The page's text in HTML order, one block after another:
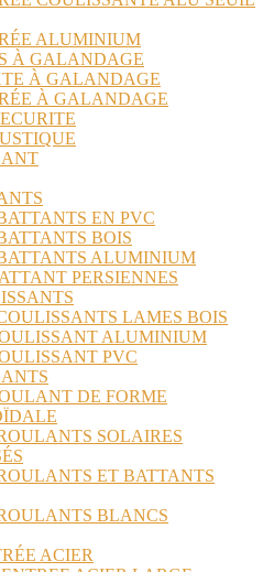
ALUMINIUM
À GALANDAGE
À GALANDAGE
À GALANDAGE
EN PVC
BOIS
ALUMINIUM
PERSIENNES
LAMES BOIS
ALUMINIUM
PVC
DE FORME
SOLAIRES
ET BATTANTS
BLANCS
ACIER